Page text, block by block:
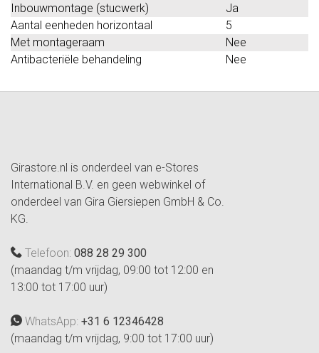
Inbouwmontage (stucwerk)
Ja
Aantal eenheden horizontaal
5
Met montageraam
Nee
Antibacteriële behandeling
Nee
Girastore.nl is onderdeel van e-Stores
International B.V. en geen webwinkel of
onderdeel van Gira Giersiepen GmbH & Co.
KG.
Telefoon: 088 28 29 300
(maandag t/m vrijdag, 09:00 tot 12:00 en
13:00 tot 17:00 uur)
WhatsApp: +31 6 12346428
(maandag t/m vrijdag, 9:00 tot 17:00 uur)